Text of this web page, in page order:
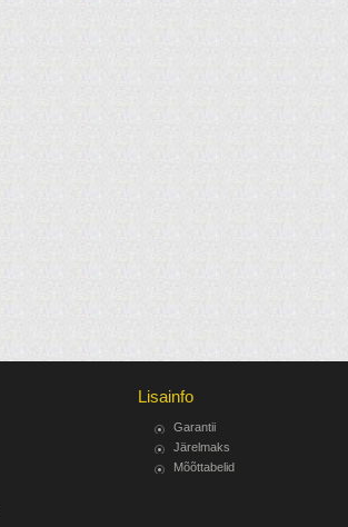
Lisainfo
Garantii
Järelmaks
Mõõttabelid